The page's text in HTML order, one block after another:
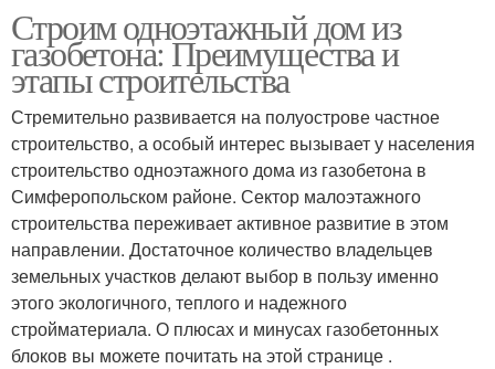
Строим одноэтажный дом из
газобетона: Преимущества и
этапы строительства
Стремительно развивается на полуострове частное
строительство, а особый интерес вызывает у населения
строительство одноэтажного дома из газобетона в
Симферопольском районе. Сектор малоэтажного
строительства переживает активное развитие в этом
направлении. Достаточное количество владельцев
земельных участков делают выбор в пользу именно
этого экологичного, теплого и надежного
стройматериала. О плюсах и минусах газобетонных
блоков вы можете почитать на этой странице .